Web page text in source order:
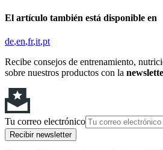
El artículo también está disponible en
de en fr it pt
Recibe consejos de entrenamiento,
sobre nuestros productos con la
Tu correo electrónico
Recibir newsletter